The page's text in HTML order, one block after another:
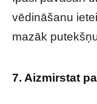
vēdināšanu
mazāk
7. Aizmirstat